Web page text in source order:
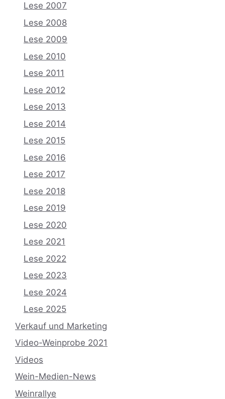
Lese 2007
Lese 2008
Lese 2009
Lese 2010
Lese 2011
Lese 2012
Lese 2013
Lese 2014
Lese 2015
Lese 2016
Lese 2017
Lese 2018
Lese 2019
Lese 2020
Lese 2021
Lese 2022
Lese 2023
Lese 2024
Lese 2025
Verkauf und Marketing
Video-Weinprobe 2021
Videos
Wein-Medien-News
Weinrallye